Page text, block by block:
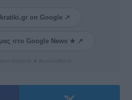
on Google ↗
στο Google News ★ ↗